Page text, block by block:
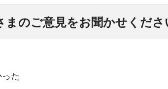
のご意見をお聞かせくださ
た